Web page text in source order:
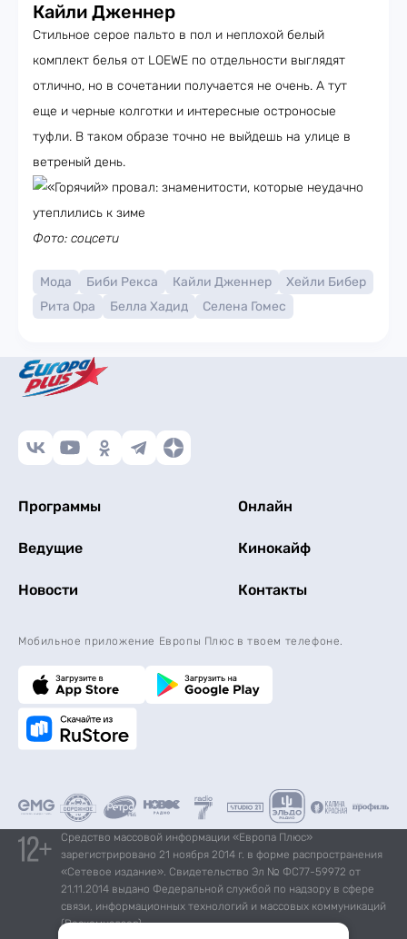
Кайли Дженнер
Стильное серое пальто в пол и неплохой белый
комплект белья от LOEWE по отдельности выглядят
отлично, но в сочетании получается не очень. А тут
еще и черные колготки и интересные остроносые
туфли. В таком образе точно не выйдешь на улице в
ветреный день.
Фото: соцсети
Мода Биби Рекса Кайли Дженнер
Хейли Бибер
Рита Ора
Белла Хадид Селена Гомес
Программы Онлайн
Ведущие Кинокайф
Новости Контакты
Мобильное приложение Европы Плюс в твоем телефоне.
Средство массовой информации «Европа Плюс»
зарегистрировано 21 ноября 2014 г. в форме распространения
«Сетевое издание». Свидетельство Эл № ФС77-59972 от
21.11.2014 выдано Федеральной службой по надзору в сфере
связи, информационных технологий и массовых коммуникаций
(Роскомнадзор).